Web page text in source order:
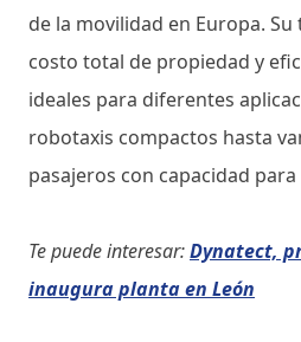
de la movilidad en Europa.
costo total de propiedad y
ideales para diferentes
robotaxis compactos hasta
pasajeros con capacidad
Te puede interesar:Dynatect,
inaugura planta en León